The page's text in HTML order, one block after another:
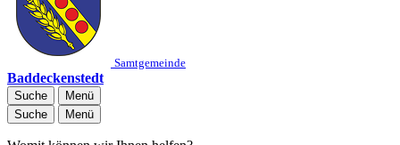
Samtgemeinde
Baddeckenstedt
Suche
Menü
Suche
Menü